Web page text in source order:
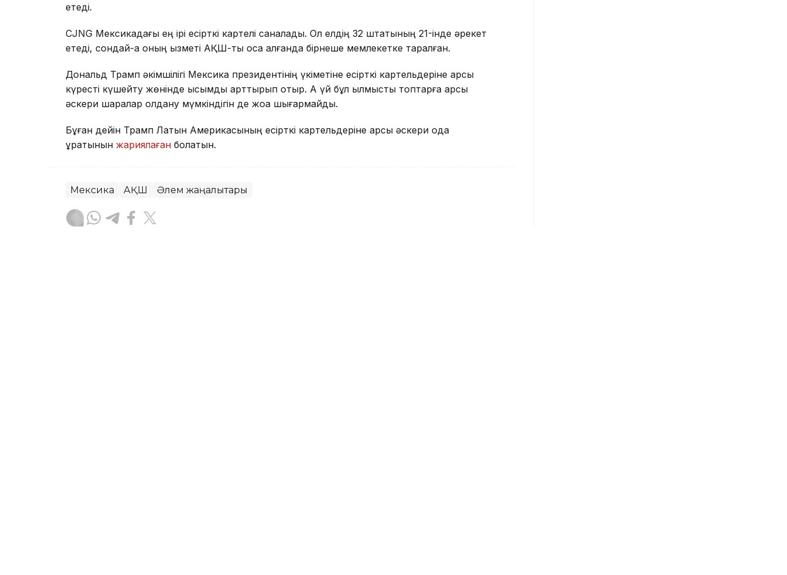
етеді.
CJNG Мексикадағы ең ірі есірткі картелі саналады. Ол елдің 32 штатының 21-інде әрекет
етеді, сондай-ақ оның қызметі АҚШ-ты қоса алғанда бірнеше мемлекетке таралған.
Дональд Трамп әкімшілігі Мексика президентінің үкіметіне есірткі картельдеріне қарсы
күресті күшейту жөнінде қысымды арттырып отыр. Ақ үй бұл қылмыстық топтарға қарсы
әскери шаралар қолдану мүмкіндігін де жоққа шығармайды.
Бұған дейін Трамп Латын Америкасының есірткі картельдеріне қарсы әскери одақ
құратынын жариялаған болатын.
Мексика АҚШ Әлем жаңалықтары